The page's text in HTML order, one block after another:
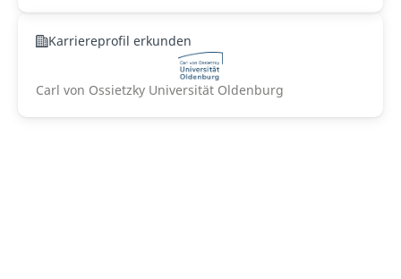
Karriereprofil erkunden
Carl von Ossietzky Universität Oldenburg